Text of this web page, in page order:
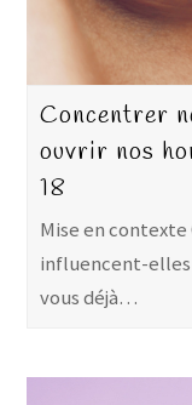
Concentrer
ouvrir nos
18
Mise en
influencent-elles
vous déjà…